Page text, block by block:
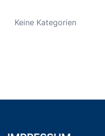
Keine Kategorien